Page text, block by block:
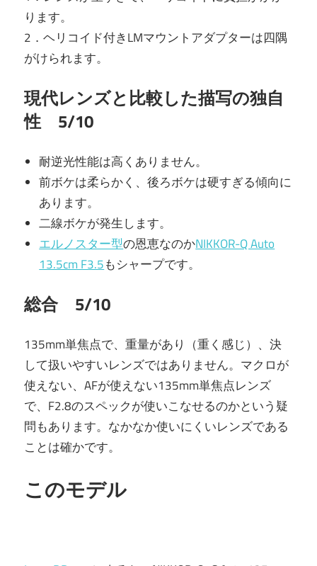
ります。
2．ヘリコイド付きLMマウントアダプターは四隅
がけられます。
現代レンズと比較した描写の独自
性 5/10
耐逆光性能は高くありません。
前ボケは柔らかく、後ろボケは硬すぎる傾向に
あります。
二線ボケが発生します。
エルノスター型の恩恵なのかNIKKOR-Q Auto
13.5cm F3.5もシャープです。
総合 5/10
135mm単焦点で、重量があり（重く感じ）、決
して扱いやすいレンズではありません。マクロが
使えない、AFが使えない135mm単焦点レンズ
で、F2.8のスペックが使いこなせるのかという疑
問もあります。なかなか使いにくいレンズである
ことは確かです。
このモデル